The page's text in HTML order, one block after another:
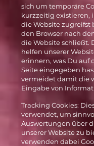
sich um temporäre
kurzzeitig existieren,
die Website zugreifst
den Browser nach
die Website schließt.
helfen unserer
erinnern, was Du auf
Seite eingegeben
vermeidet damit die
Eingabe von
Tracking Cookies:
verwendet, um
Auswertungen über
unserer Website zu
verwenden dabei